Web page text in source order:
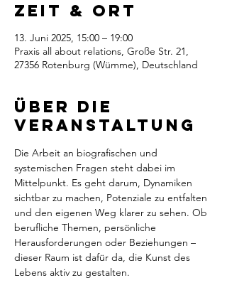
Zeit & Ort
13. Juni 2025, 15:00 – 19:00
Praxis all about relations, Große Str. 21,
27356 Rotenburg (Wümme), Deutschland
Über die
Veranstaltung
Die Arbeit an biografischen und
systemischen Fragen steht dabei im
Mittelpunkt. Es geht darum, Dynamiken
sichtbar zu machen, Potenziale zu entfalten
und den eigenen Weg klarer zu sehen. Ob
berufliche Themen, persönliche
Herausforderungen oder Beziehungen –
dieser Raum ist dafür da, die Kunst des
Lebens aktiv zu gestalten.